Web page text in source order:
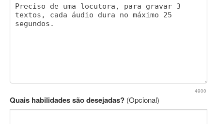
4900
Quais habilidades são desejadas? (Opcional)